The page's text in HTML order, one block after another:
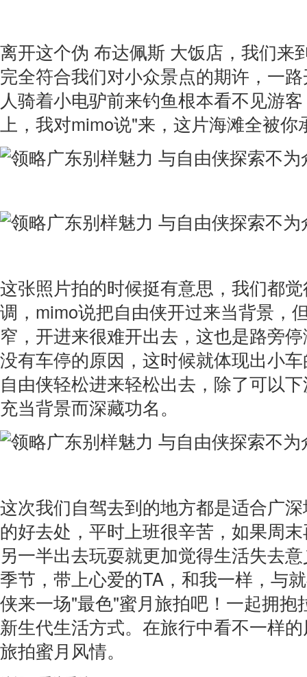
离开这个伪 布达佩斯 大饭店，我们来
完全符合我们对小众景点的期许，一
人骑着小电驴前来钓鱼根本看不见游
上，我对mimo说"来，这片海滩全被你
这张照片拍的时候挺有意思，我们都
调，mimo说把自由侠开过来当背景，
窄，开进来很难开出去，这也是路旁
没有车停的原因，这时候就体现出小
自由侠轻松进来轻松出去，除了可以
充当背景而深藏功名。
这次我们自驾去到的地方都是适合广
的好去处，平时上班很辛苦，如果周
另一半出去玩耍就更加觉得生活失去
季节，带上心爱的TA，和我一样，与
侠来一场"最色"蜜月旅拍吧！一起拥抱
新生代生活方式。在旅行中看不一样
旅拍蜜月风情。